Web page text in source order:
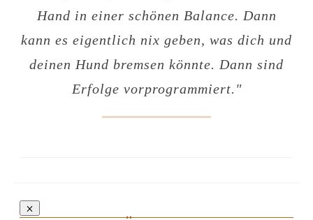
Hand in einer schönen Balance. Dann
kann es eigentlich nix geben, was dich und
deinen Hund bremsen könnte. Dann sind
Erfolge vorprogrammiert."